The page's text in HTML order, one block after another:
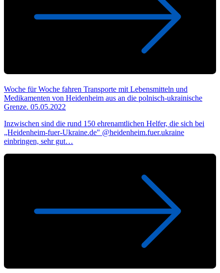
Woche für Woche fahren Transporte mit Lebensmitteln und
Medikamenten von Heidenheim aus an die polnisch-ukrainische
Grenze. 05.05.2022
Inzwischen sind die rund 150 ehrenamtlichen Helfer, die sich bei
„Heidenheim-fuer-Ukraine.de" @heidenheim.fuer.ukraine
einbringen, sehr gut…